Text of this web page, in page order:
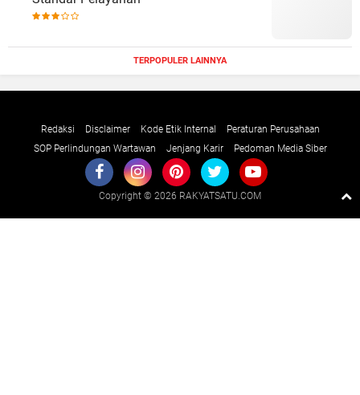
TERPOPULER LAINNYA
Redaksi Disclaimer Kode Etik Internal
Peraturan Perusahaan
SOP Perlindungan Wartawan
Jenjang Karir Pedoman Media Siber
Copyright © 2026 RAKYATSATU.COM
Raushan